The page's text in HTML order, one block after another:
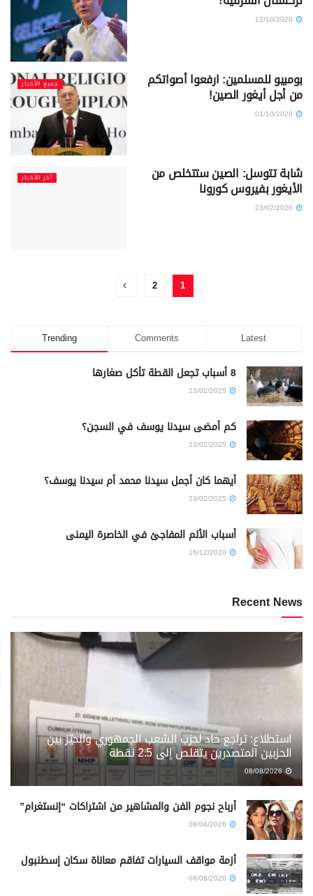
جميع الأخبار بومبيو للمسلمين: ارفعوا أصواتكم
من أجل أيغور الصين!
آخر الأخبار شابة تتوسل: الصين ستتخلص من
الأيغور بفيروس كورونا
1
2
Trending Comments Latest
8 أسباب تجعل القطة تأكل صغارها
كم أمضى سيدنا يوسف في السجن؟
أيهما كان أجمل سيدنا محمد أم سيدنا يوسف؟
أسباب الألم المفاجئ في الخاصرة اليمنى
Recent News
استطلاع: تراجع حاد لحزب الشعب الجمهوري والحيّز بين
الحزبين المتصدرين يتقلص إلى 2.5 نقطة
08/08/2026
أرباح نجوم الفن والمشاهير من اشتراكات “إنستغرام”
أزمة مواقف السيارات تفاقم معاناة سكان إسطنبول